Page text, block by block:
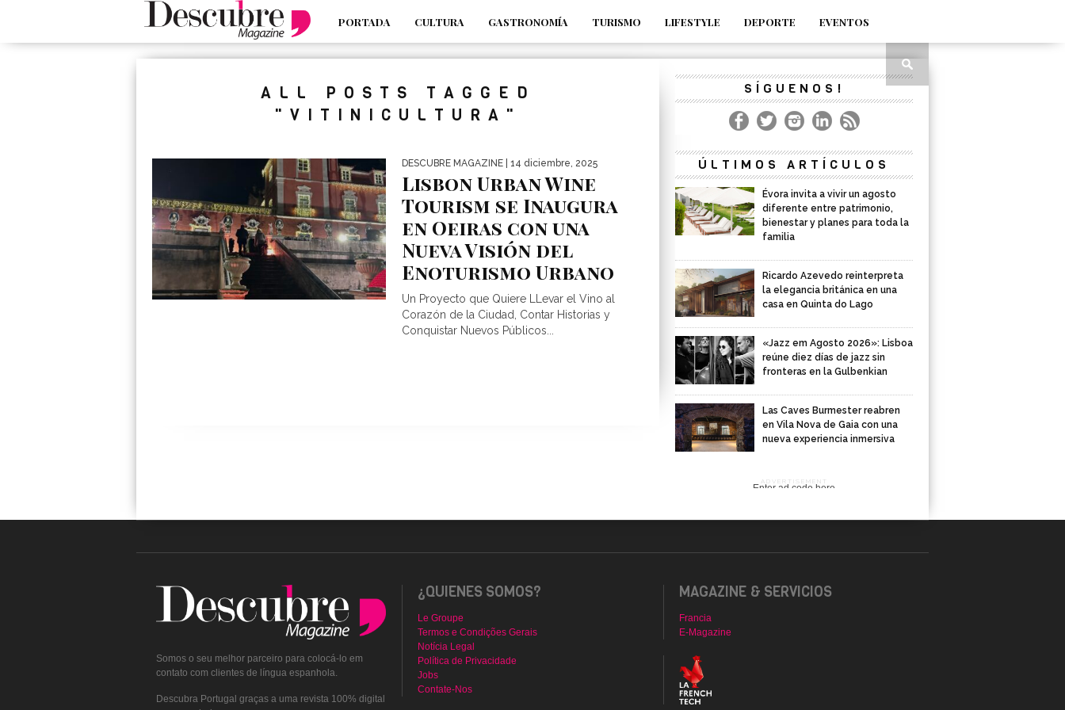
PORTADA CULTURA GASTRONOMÍA TURISMO LIFESTYLE DEPORTE
EVENTOS
google-site-verification=_UCdsju0_s7tEFgjpjNYWdThIX7oTMtHhdhYNQ_fdM4
ALL POSTS TAGGED
"VITINICULTURA"
DESCUBRE MAGAZINE | 14 diciembre, 2025
Lisbon Urban Wine
Tourism se Inaugura
en Oeiras con una
Nueva Visión del
Enoturismo Urbano
Un Proyecto que Quiere LLevar el Vino al
Corazón de la Ciudad, Contar Historias y
Conquistar Nuevos Públicos...
SÍGUENOS!
ÚLTIMOS ARTÍCULOS
Évora invita a vivir un agosto
diferente entre patrimonio,
bienestar y planes para toda la
familia
Ricardo Azevedo reinterpreta
la elegancia británica en una
casa en Quinta do Lago
«Jazz em Agosto 2026»: Lisboa
reúne diez días de jazz sin
fronteras en la Gulbenkian
Las Caves Burmester reabren
en Vila Nova de Gaia con una
nueva experiencia inmersiva
ADVERTISEMENT
Enter ad code here
Somos o seu melhor parceiro para colocá-lo em
contato com clientes de língua espanhola.
Descubra Portugal graças a uma revista 100% digital
¿QUIENES SOMOS?
Le Groupe
Termos e Condições Gerais
Notícia Legal
Política de Privacidade
Jobs
Contate-Nos
MAGAZINE & SERVICIOS
Francia
E-Magazine